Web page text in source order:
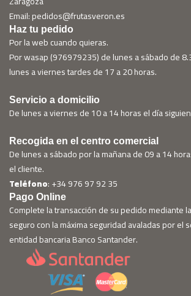
Email: pedidos@frutasveron.es
Haz tu pedido
Por la web cuando quieras.
Por wasap (976979235) de lunes a sábado de
lunes a viernes tardes de 17 a 20 horas.
Servicio a domicilio
De lunes a viernes de 10 a 14 horas el día
Recogida en el centro comercial
De lunes a sábado por la mañana de 09 a 14
el cliente.
Teléfono: +34 976 97 92 35
Pago Online
Complete la transacción de su pedido mediante
seguro con la máxima seguridad avaladas por el
entidad bancaria Banco Santander.